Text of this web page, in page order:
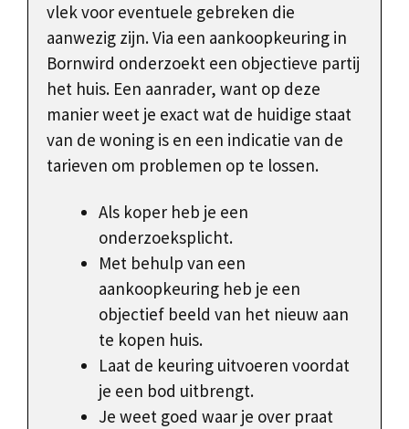
vlek voor eventuele gebreken die
aanwezig zijn. Via een aankoopkeuring in
Bornwird onderzoekt een objectieve partij
het huis. Een aanrader, want op deze
manier weet je exact wat de huidige staat
van de woning is en een indicatie van de
tarieven om problemen op te lossen.
Als koper heb je een
onderzoeksplicht.
Met behulp van een
aankoopkeuring heb je een
objectief beeld van het nieuw aan
te kopen huis.
Laat de keuring uitvoeren voordat
je een bod uitbrengt.
Je weet goed waar je over praat